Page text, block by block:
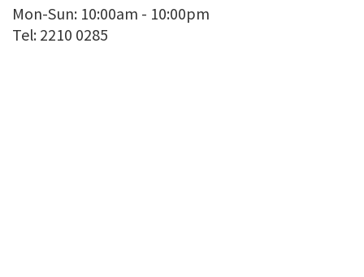
Mon-Sun: 10:00am - 10:00pm
Tel: 2210 0285